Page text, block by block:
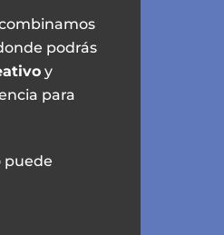
podrás
y
para
puede